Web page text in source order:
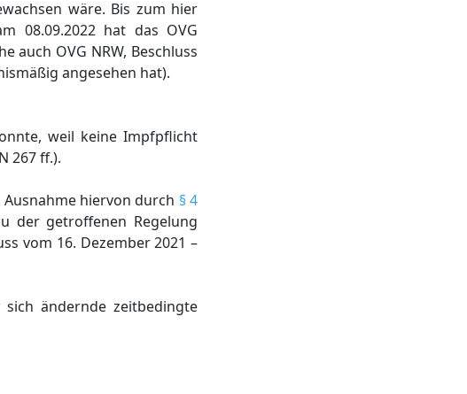
wäre. Bis zum hier
08.09.2022 hat das OVG
auch OVG NRW, Beschluss
angesehen hat).
weil keine Impfpflicht
267 ff.).
hiervon durch § 4
der getroffenen Regelung
vom 16. Dezember 2021 –
ändernde zeitbedingte